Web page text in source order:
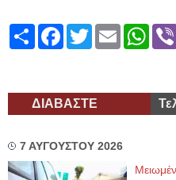
ShareFacebook
TwitterEmail
ΔΙΑΒΑΣΤΕ
7 ΑΥΓΟΥΣΤΟΥ 2026